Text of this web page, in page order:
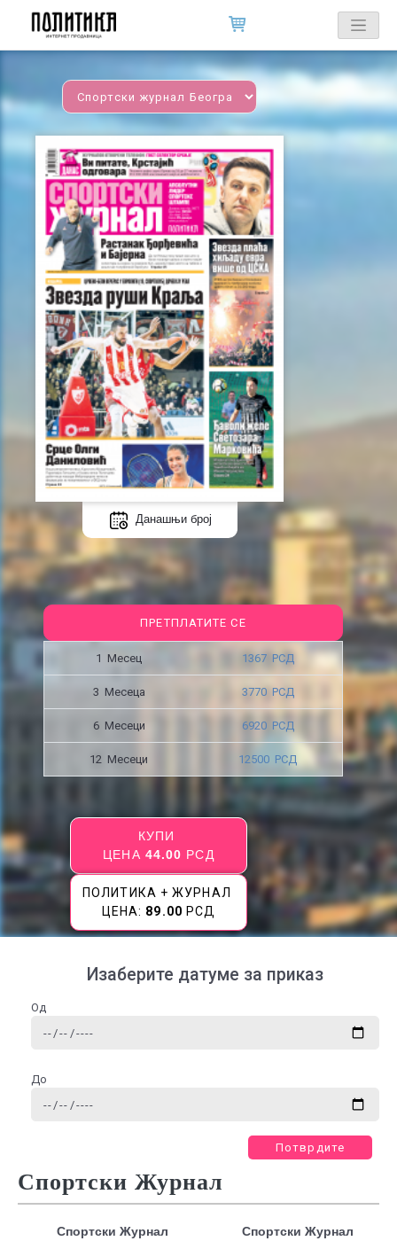
Данашњи број
ПРЕТПЛАТИТЕ СЕ
1 Месец 1367 РСД
3 Месецa 3770 РСД
6 Месеци 6920 РСД
12 Месеци 12500 РСД
КУПИ
ЦЕНА 44.00 РСД
ПОЛИТИКА + ЖУРНАЛ
ЦЕНА: 89.00 РСД
Изаберите датуме за приказ
Од
До
Потврдите
Спортски Журнал
Спортски Журнал
Спортски Журнал